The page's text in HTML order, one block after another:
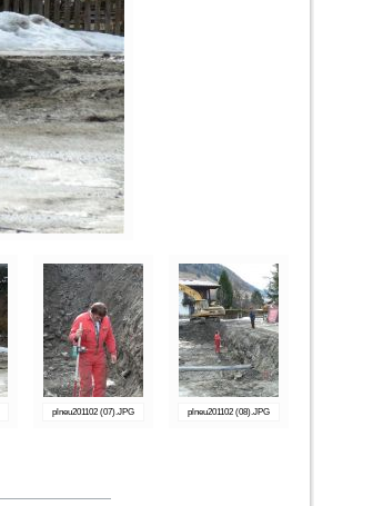
plneu201102 (07).JPG plneu201102 (08).JPG